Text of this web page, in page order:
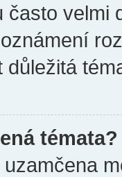
velmi
důležitá
témata?